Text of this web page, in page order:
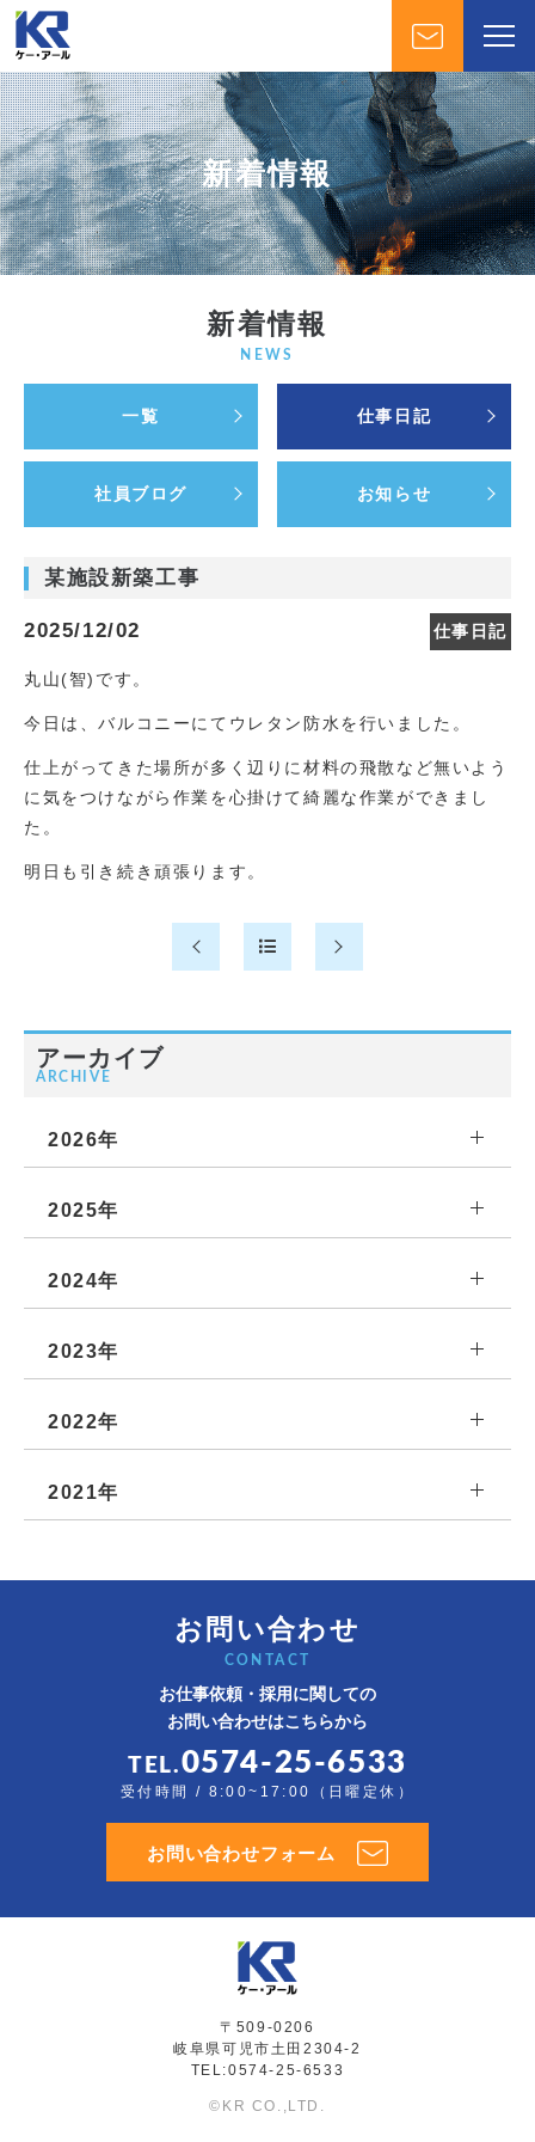
新着情報
新着情報
NEWS
一覧 仕事日記
社員ブログ お知らせ
某施設新築工事
2025/12/02 仕事日記
丸山(智)です。
今日は、バルコニーにてウレタン防水を行いました。
仕上がってきた場所が多く辺りに材料の飛散など無いよう
に気をつけながら作業を心掛けて綺麗な作業ができまし
た。
明日も引き続き頑張ります。
アーカイブ
ARCHIVE
2026年
2025年
2024年
2023年
2022年
2021年
お問い合わせ
CONTACT
お仕事依頼・採用に関しての
お問い合わせはこちらから
TEL.0574-25-6533
受付時間 / 8:00~17:00（日曜定休）
お問い合わせフォーム
〒509-0206
岐阜県可児市土田2304-2
TEL:0574-25-6533
©KR CO.,LTD.